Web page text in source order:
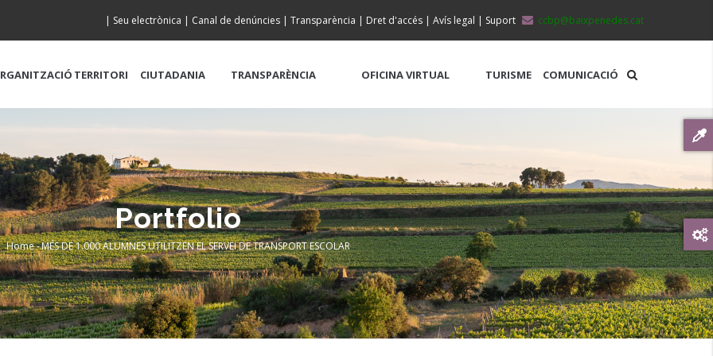
ccbp@baixpenedes.cat
| Seu electrònica | Canal de denúncies | Transparència | Dret d'accés | Avís legal | Suport
TERRITORI CIUTADANIA TRANSPARÈNCIA OFICINA VIRTUAL TURISME COMUNICACIÓ
Portfolio
Breadcrumb
Home-MÉS DE 1.000 ALUMNES UTILITZEN EL SERVEI DE TRANSPORT ESCOLAR